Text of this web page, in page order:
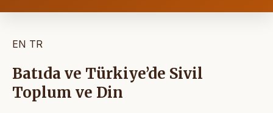
EN TR
Batıda ve Türkiye’de Sivil
Toplum ve Din